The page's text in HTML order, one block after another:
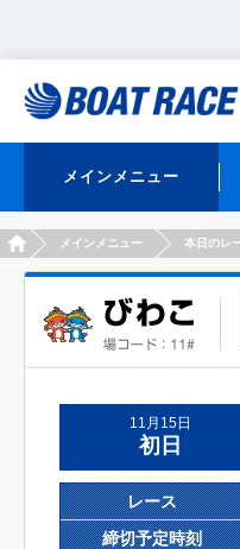
メインメニュー
HOMEメインメニュー 本日のレ
11月15日
初日
レース
締切予定時刻